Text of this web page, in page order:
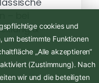
&cookies und
um bestimmte Funktionen
„Alle akzeptieren“
(Zustimmung). Nach
wir und die beteiligten